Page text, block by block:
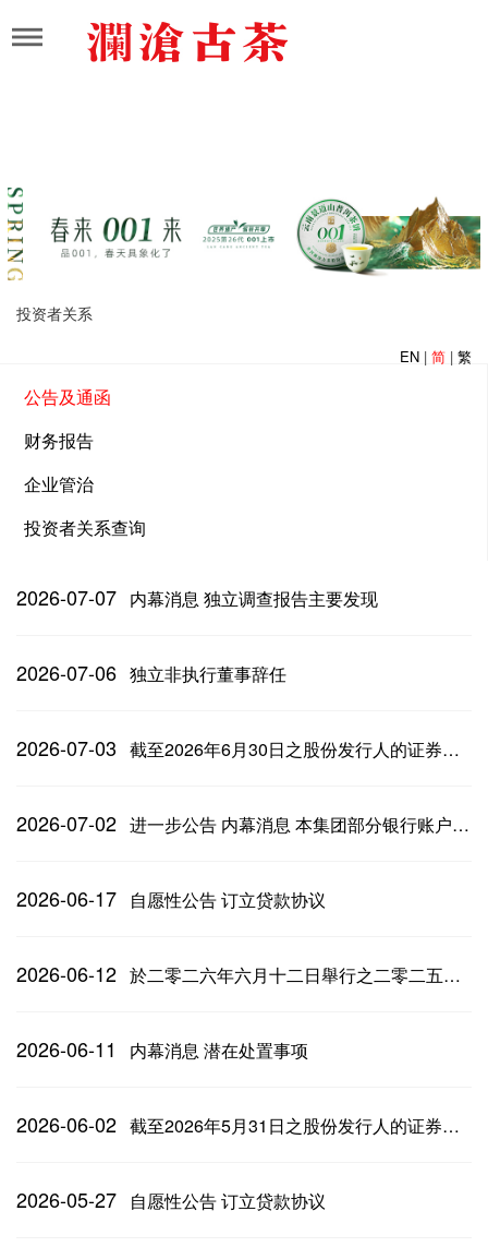
投资者关系
EN | 简 | 繁
公告及通函
财务报告
企业管治
投资者关系查询
2026-07-07 内幕消息 独立调查报告主要发现
2026-07-06 独立非执行董事辞任
2026-07-03 截至2026年6月30日之股份发行人的证券变动月报
2026-07-02 进一步公告 内幕消息 本集团部分银行账户冻结
2026-06-17 自愿性公告 订立贷款协议
2026-06-12 於二零二六年六月十二日舉行之二零二五年年度股東大會之投票結果；及(2)修訂公司章程
2026-06-11 内幕消息 潜在处置事项
2026-06-02 截至2026年5月31日之股份发行人的证券变动月报
2026-05-27 自愿性公告 订立贷款协议